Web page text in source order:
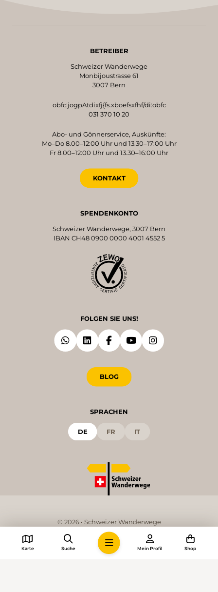
BETREIBER
Schweizer Wanderwege
Monbijoustrasse 61
3007 Bern
obfc:jogpAtdixfj{fs.xboefsxfhf/di:obfc
031 370 10 20
Abo- und Gönnerservice, Auskünfte:
Mo–Do 8.00–12:00 Uhr und 13.30–17:00 Uhr
Fr 8.00–12:00 Uhr und 13.30–16:00 Uhr
KONTAKT
SPENDENKONTO
Schweizer Wanderwege, 3007 Bern
IBAN CH48 0900 0000 4001 4552 5
FOLGEN SIE UNS!
BLOG
SPRACHEN
DE FR IT
© 2026 • Schweizer Wanderwege
Cookie-Einstellungen
Impressum
Karte Suche Mein Profil Shop